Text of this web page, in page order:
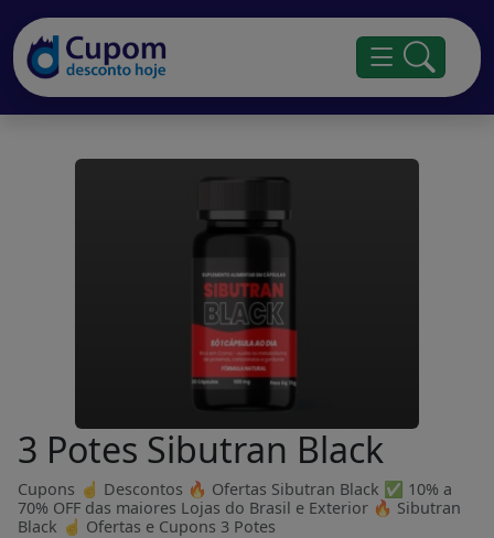
3 Potes Sibutran Black
Cupons ☝ Descontos 🔥 Ofertas Sibutran Black ✅ 10% a
70% OFF das maiores Lojas do Brasil e Exterior 🔥 Sibutran
Black ☝ Ofertas e Cupons 3 Potes